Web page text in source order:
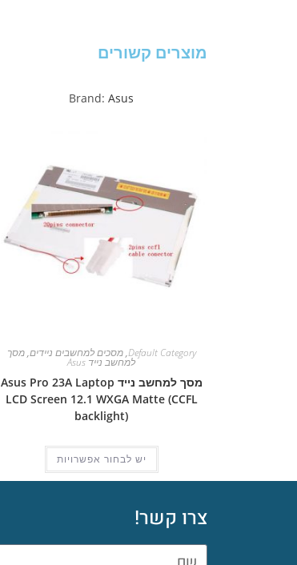
מוצרים קשורים
Brand: Asus
Default Category
,מסכים למחשבים ניידים,מסך
למחשב נייד Asus
מסך למחשב נייד Asus Pro 23A Laptop
LCD Screen 12.1 WXGA Matte (CCFL
backlight)
יש לבחור אפשרויות
צרו קשר!